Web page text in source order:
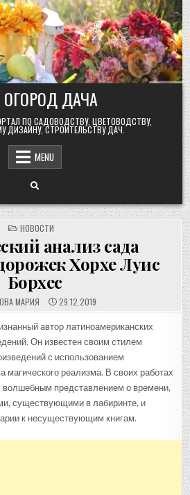
ДАЧА
ПО САДОВОДСТВУ, ЦВЕТОВОДСТВУ,
ДИЗАЙНУ, СТРОИТЕЛЬСТВУ ДАЧ.
MENU
POSTED
IN
НОВОСТИ
анализ сада
Хорхе Луис
Борхес
МАРИЯ 29.12.2019
автор латиноамериканских
Он известен своим стилем
с использованием
магического реализма. В своих работах
волшебным представлением о времени,
существующими в лабиринте, и
к несуществующим книгам.